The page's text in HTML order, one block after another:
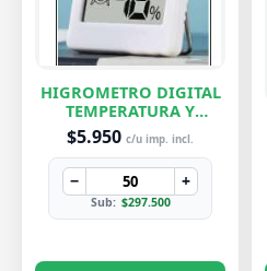
HIGROMETRO DIGITAL
TEMPERATURA Y
HUMEDAD
$5.950 c/u imp. incl.
− +
Sub: $297.500